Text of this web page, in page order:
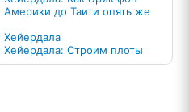
Америки до Таити опять же
Хейердала
Хейердала: Строим плоты